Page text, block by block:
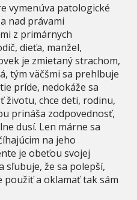
vymenúva patologické
nad právami
z primárnych
dieťa, manžel,
je zmietaný strachom,
tým väčšmi sa prehlbuje
príde, nedokáže sa
životu, chce deti, rodinu,
prináša zodpovednosť,
dusí. Len márne sa
na jeho
je obeťou svojej
sľubuje, že sa polepší,
použiť a oklamať tak sám